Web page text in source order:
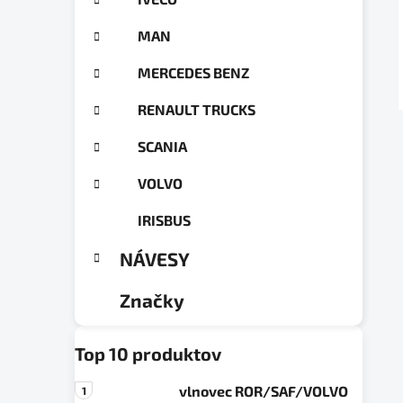
MAN
MERCEDES BENZ
RENAULT TRUCKS
SCANIA
VOLVO
IRISBUS
NÁVESY
Značky
Top 10 produktov
vlnovec ROR/SAF/VOLVO